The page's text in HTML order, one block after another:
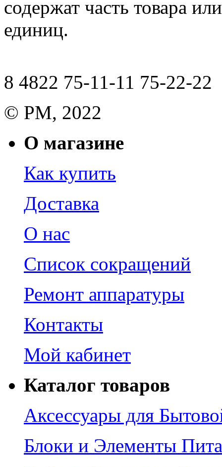
содержат часть товара
единиц.
8 4822 75-11-11 75-22-22
© РМ, 2022
О магазине
Как купить
Доставка
О нас
Список сокращений
Ремонт аппаратуры
Контакты
Мой кабинет
Каталог товаров
Аксессуары для
Блоки и Элементы